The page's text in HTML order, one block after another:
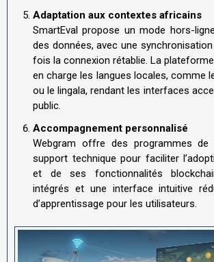
Adaptation aux contextes africains
SmartEval propose un mode hors-
des données, avec une
fois la connexion rétablie. La
en charge les langues locales, comme
ou le lingala, rendant les interfaces
public.
Accompagnement personnalisé
Webgram offre des programmes
support technique pour faciliter
et de ses fonctionnalités
intégrés et une interface intuitive
d’apprentissage pour les utilisateurs.